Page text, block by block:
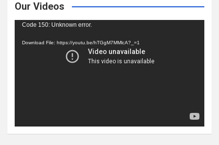
Our Videos
Video
Code 150: Unknown error.
Download File: https://youtu.be/hTGgM7MMlcA?_=1